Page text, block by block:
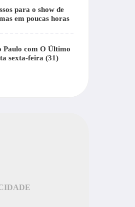
para o show de
em poucas horas
Paulo com O Último
sexta-feira (31)